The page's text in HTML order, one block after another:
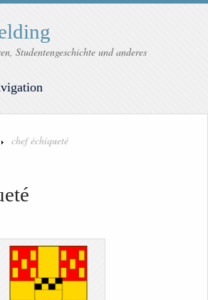
Studentengeschichte und anderes
chef échiqueté